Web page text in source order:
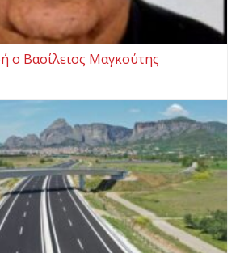
ο Βασίλειος Μαγκούτης